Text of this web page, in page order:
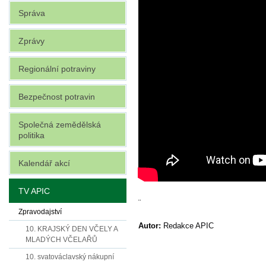
¨
Autor: Redakce APIC
Správa
Zprávy
Regionální potraviny
Bezpečnost potravin
Společná zemědělská
politika
Kalendář akcí
TV APIC
Zpravodajství
10. KRAJSKÝ DEN VČELY A
MLADÝCH VČELAŘŮ
10. svatováclavský nákupní